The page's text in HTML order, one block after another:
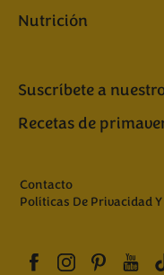
Nutrición
Suscríbete a
Recetas de
Contacto
Políticas De Privacidad Y